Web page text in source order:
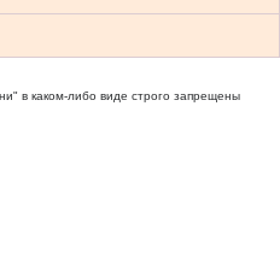
в каком-либо виде строго запрещены